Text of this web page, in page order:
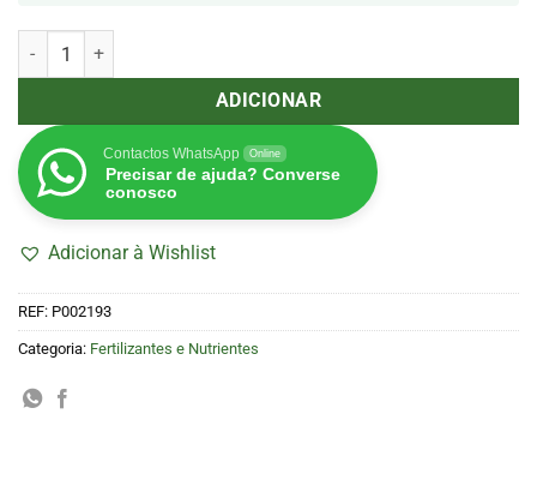
Quantidade de Dispensador Garrafão Hesi
ADICIONAR
Contactos WhatsApp Online
Precisar de ajuda? Converse
conosco
Adicionar à Wishlist
REF: P002193
Categoria: Fertilizantes e Nutrientes